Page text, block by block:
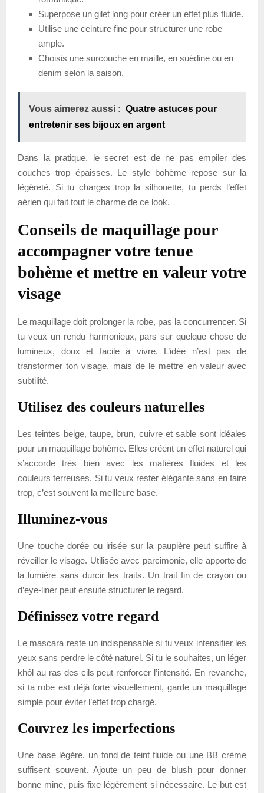
Superpose un gilet long pour créer un effet plus fluide.
Utilise une ceinture fine pour structurer une robe
ample.
Choisis une surcouche en maille, en suédine ou en
denim selon la saison.
Vous aimerez aussi : Quatre astuces pour
entretenir ses bijoux en argent
Dans la pratique, le secret est de ne pas empiler des
couches trop épaisses. Le style bohème repose sur la
légèreté. Si tu charges trop la silhouette, tu perds l’effet
aérien qui fait tout le charme de ce look.
Conseils de maquillage pour
accompagner votre tenue
bohème et mettre en valeur votre
visage
Le maquillage doit prolonger la robe, pas la concurrencer. Si
tu veux un rendu harmonieux, pars sur quelque chose de
lumineux, doux et facile à vivre. L’idée n’est pas de
transformer ton visage, mais de le mettre en valeur avec
subtilité.
Utilisez des couleurs naturelles
Les teintes beige, taupe, brun, cuivre et sable sont idéales
pour un maquillage bohème. Elles créent un effet naturel qui
s’accorde très bien avec les matières fluides et les
couleurs terreuses. Si tu veux rester élégante sans en faire
trop, c’est souvent la meilleure base.
Illuminez-vous
Une touche dorée ou irisée sur la paupière peut suffire à
réveiller le visage. Utilisée avec parcimonie, elle apporte de
la lumière sans durcir les traits. Un trait fin de crayon ou
d’eye-liner peut ensuite structurer le regard.
Définissez votre regard
Le mascara reste un indispensable si tu veux intensifier les
yeux sans perdre le côté naturel. Si tu le souhaites, un léger
khôl au ras des cils peut renforcer l’intensité. En revanche,
si ta robe est déjà forte visuellement, garde un maquillage
simple pour éviter l’effet trop chargé.
Couvrez les imperfections
Une base légère, un fond de teint fluide ou une BB crème
suffisent souvent. Ajoute un peu de blush pour donner
bonne mine, puis fixe légèrement si nécessaire. Le but est